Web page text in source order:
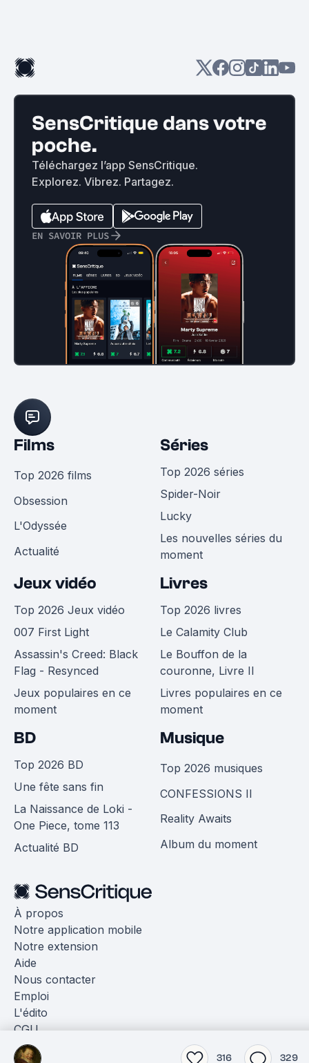
316 329
SensCritique dans votre
poche.
Téléchargez l’app SensCritique.
Explorez. Vibrez. Partagez.
EN SAVOIR PLUS
Films
Top 2026 films
Obsession
L'Odyssée
Actualité
Séries
Top 2026 séries
Spider-Noir
Lucky
Les nouvelles séries du
moment
Jeux vidéo
Top 2026 Jeux vidéo
007 First Light
Assassin's Creed: Black
Flag - Resynced
Jeux populaires en ce
moment
Livres
Top 2026 livres
Le Calamity Club
Le Bouffon de la
couronne, Livre II
Livres populaires en ce
moment
BD
Top 2026 BD
Une fête sans fin
La Naissance de Loki -
One Piece, tome 113
Actualité BD
Musique
Top 2026 musiques
CONFESSIONS II
Reality Awaits
Album du moment
À propos
Notre application mobile
Notre extension
Aide
Nous contacter
Emploi
L'édito
CGU
Amazon